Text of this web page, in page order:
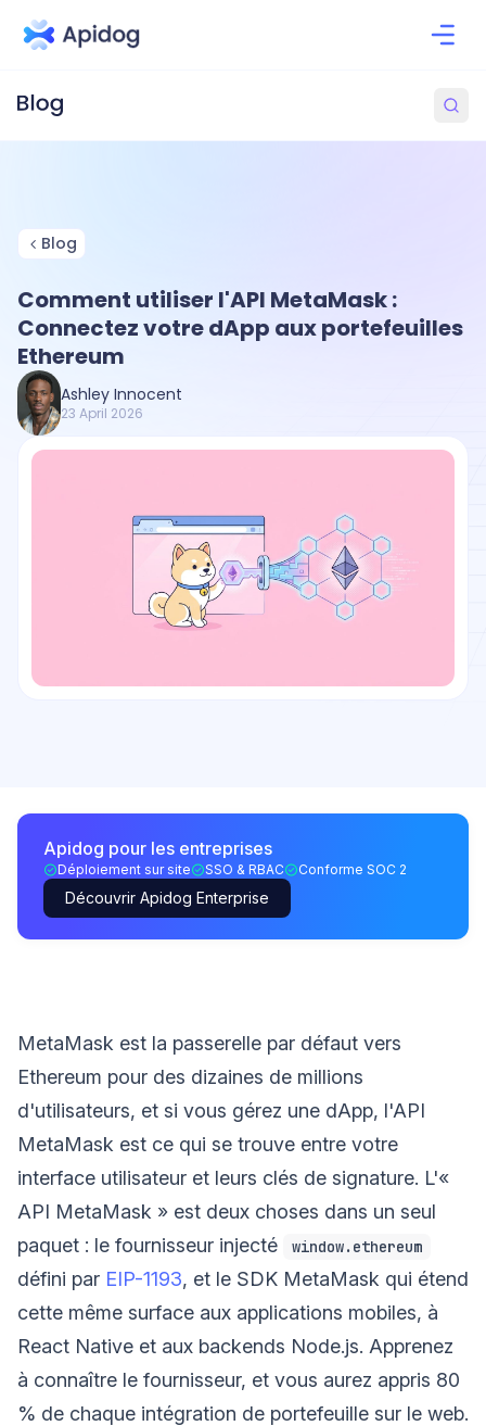
Blog
Comment utiliser l'API MetaMask :
Connectez votre dApp aux portefeuilles
Ethereum
Ashley Innocent
23 April 2026
Apidog pour les entreprises
Déploiement sur site SSO & RBAC Conforme SOC 2
Découvrir Apidog Enterprise
MetaMask est la passerelle par défaut vers
Ethereum pour des dizaines de millions
d'utilisateurs, et si vous gérez une dApp, l'API
MetaMask est ce qui se trouve entre votre
interface utilisateur et leurs clés de signature. L'«
API MetaMask » est deux choses dans un seul
paquet : le fournisseur injecté
window.ethereum
défini par EIP-1193, et le SDK MetaMask qui étend
cette même surface aux applications mobiles, à
React Native et aux backends Node.js. Apprenez
à connaître le fournisseur, et vous aurez appris 80
% de chaque intégration de portefeuille sur le web.